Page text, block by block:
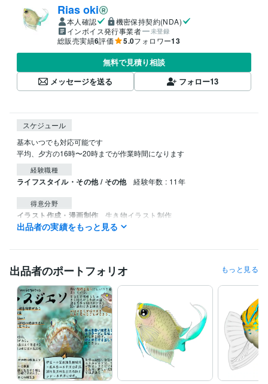
Rias oki
本人確認
機密保持契約(NDA)
インボイス発行事業者
未登録
総販売実績6評価 5.0フォロワー13
無料で見積り相談
メッセージを送る
フォロー13
スケジュール
基本いつでも対応可能です
平均、夕方の16時〜20時までが作業時間になります
経験職種
ライフスタイル・その他 / その他 経験年数 : 11年
得意分野
イラスト作成・漫画制作 生き物イラスト制作
イラスト作成・漫画制作 オリジナル手作りお魚図鑑
出品者の実績をもっと見る
出品者のポートフォリオ もっと見る